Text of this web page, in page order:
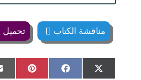
مناقشة الكتاب تحميل
S
X
S
F
S
P